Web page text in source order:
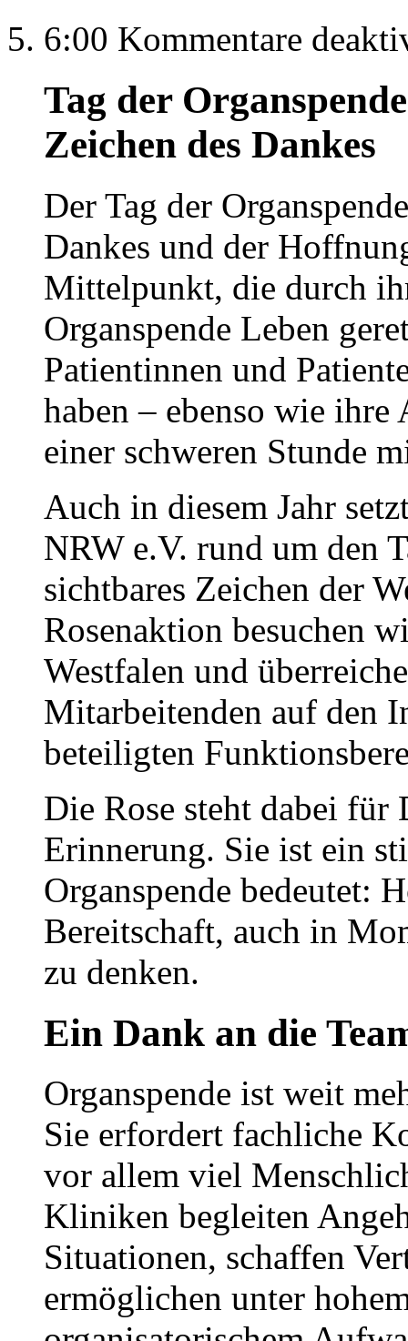
6:00 Kommentare
Tag der
Zeichen des Dankes
Der Tag der
Dankes und der
Mittelpunkt, die durch
Organspende Leben
Patientinnen und
haben – ebenso wie
einer schweren Stunde
Auch in diesem Jahr
NRW e.V. rund um den
sichtbares Zeichen der
Rosenaktion besuchen
Westfalen und
Mitarbeitenden auf den
beteiligten
Die Rose steht dabei für
Erinnerung. Sie ist ein
Organspende bedeutet:
Bereitschaft, auch in
zu denken.
Ein Dank an die
Organspende ist weit
Sie erfordert fachliche
vor allem viel
Kliniken begleiten
Situationen, schaffen
ermöglichen unter